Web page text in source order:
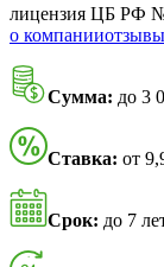
лицензия ЦБ РФ
о компанииотзывы
Сумма: до 3
Ставка: от
Срок: до 7